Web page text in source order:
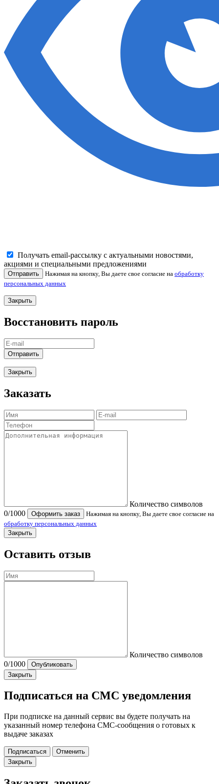
Получать email-рассылку с актуальными новостями,
акциями и специальными предложениями
Отправить Нажимая на кнопку, Вы даете свое согласие на обработку
персональных данных
Закрыть
Восстановить пароль
Отправить
Закрыть
Заказать
Количество символов
0/1000 Оформить заказ
Нажимая на кнопку, Вы даете свое согласие на
обработку персональных данных
Закрыть
Оставить отзыв
Количество символов
0/1000
Опубликовать
Закрыть
Подписаться на СМС уведомления
При подписке на данный сервис вы будете получать на
указанный номер телефона СМС-сообщения о готовых к
выдаче заказах
Подписаться
Отменить
Закрыть